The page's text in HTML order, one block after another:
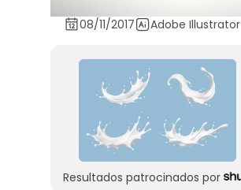
08/11/2017 Adobe Illustrator
Resultados patrocinados por